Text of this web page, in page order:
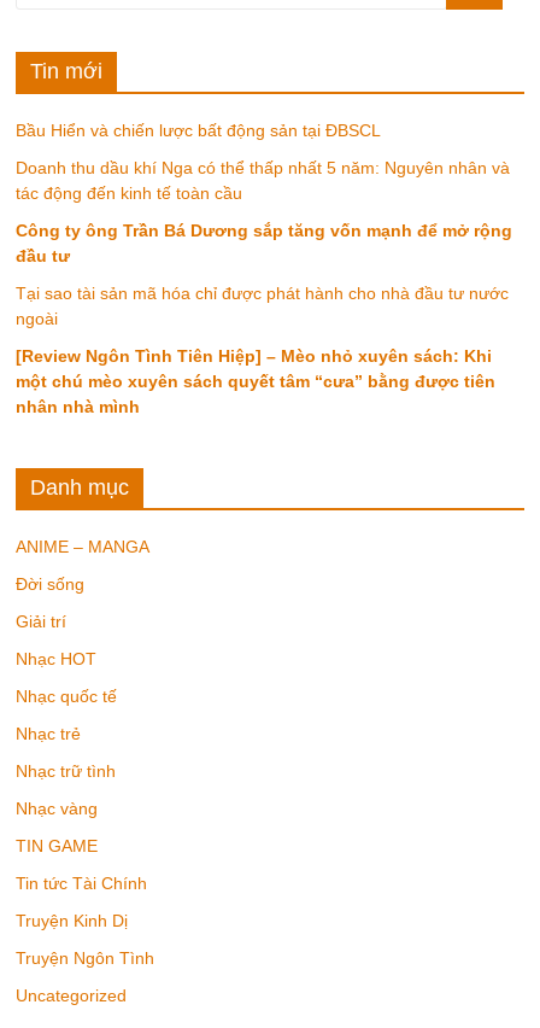
Tin mới
Bầu Hiển và chiến lược bất động sản tại ĐBSCL
Doanh thu dầu khí Nga có thể thấp nhất 5 năm: Nguyên nhân và
tác động đến kinh tế toàn cầu
Công ty ông Trần Bá Dương sắp tăng vốn mạnh để mở rộng
đầu tư
Tại sao tài sản mã hóa chỉ được phát hành cho nhà đầu tư nước
ngoài
[Review Ngôn Tình Tiên Hiệp] – Mèo nhỏ xuyên sách: Khi
một chú mèo xuyên sách quyết tâm “cưa” bằng được tiên
nhân nhà mình
Danh mục
ANIME – MANGA
Đời sống
Giải trí
Nhạc HOT
Nhạc quốc tế
Nhạc trẻ
Nhạc trữ tình
Nhạc vàng
TIN GAME
Tin tức Tài Chính
Truyện Kinh Dị
Truyện Ngôn Tình
Uncategorized